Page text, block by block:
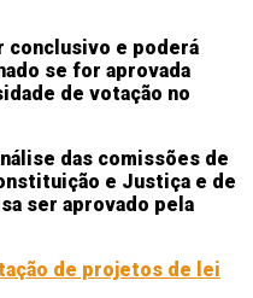
conclusivo e poderá
se for aprovada
de votação no
das comissões de
e Justiça e de
ser aprovado pela
de projetos de lei